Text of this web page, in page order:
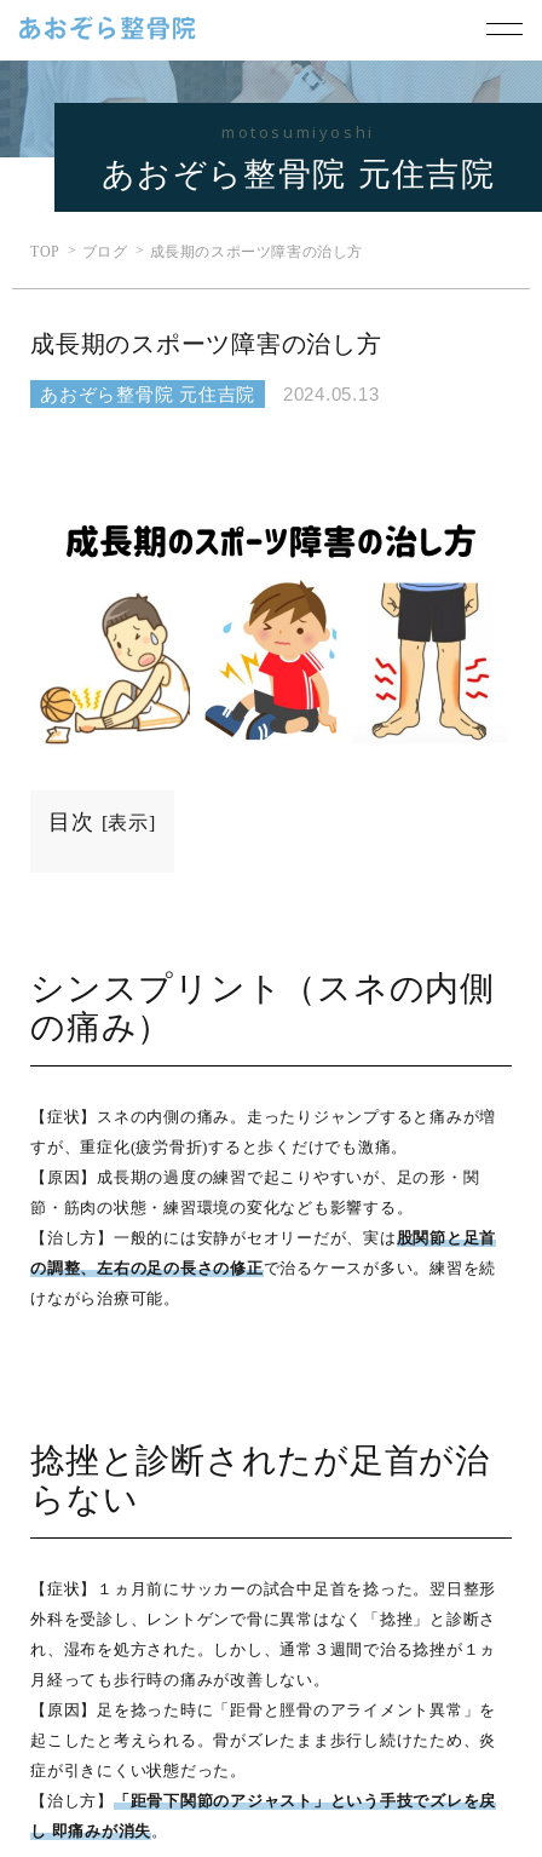
motosumiyoshi
あおぞら整骨院 元住吉院
TOP ブログ 成長期のスポーツ障害の治し方
成長期のスポーツ障害の治し方
あおぞら整骨院 元住吉院 2024.05.13
目次 [表示]
シンスプリント（スネの内側
の痛み）
【症状】スネの内側の痛み。走ったりジャンプすると痛みが増
すが、重症化(疲労骨折)すると歩くだけでも激痛。
【原因】成長期の過度の練習で起こりやすいが、足の形・関
節・筋肉の状態・練習環境の変化なども影響する。
【治し方】一般的には安静がセオリーだが、実は股関節と足首
の調整、左右の足の長さの修正で治るケースが多い。練習を続
けながら治療可能。
捻挫と診断されたが足首が治
らない
【症状】１ヵ月前にサッカーの試合中足首を捻った。翌日整形
外科を受診し、レントゲンで骨に異常はなく「捻挫」と診断さ
れ、湿布を処方された。しかし、通常３週間で治る捻挫が１ヵ
月経っても歩行時の痛みが改善しない。
【原因】足を捻った時に「距骨と脛骨のアライメント異常」を
起こしたと考えられる。骨がズレたまま歩行し続けたため、炎
症が引きにくい状態だった。
【治し方】 「距骨下関節のアジャスト」という手技でズレを戻
し 即痛みが消失。